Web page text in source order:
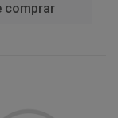
comprar